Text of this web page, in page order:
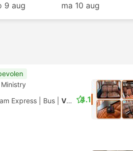
9 aug ma 10 aug
Express Bus VIP 4.1